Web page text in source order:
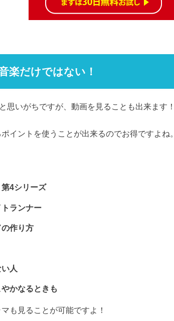
楽だけではない！
思いがちですが、動画を見ることも出来ます！
イントを使うことが出来るのでお得ですよね。
4シリーズ
ランナー
作り方
人
かなるときも
も見ることが可能ですよ！